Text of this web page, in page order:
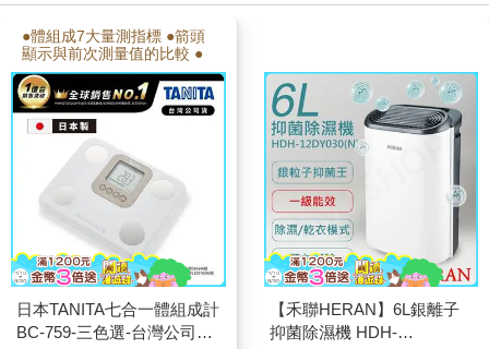
●體組成7大量測指標 ●箭頭
顯示與前次測量值的比較 ●
取出收納皆輕便好拿 ●自動
辨識功能，站上即量 ●登錄
人數：5人
日本TANITA七合一體組成計
BC-759-三色選-台灣公司貨
【禾聯HERAN】6L銀離子
抑菌除濕機 HDH-